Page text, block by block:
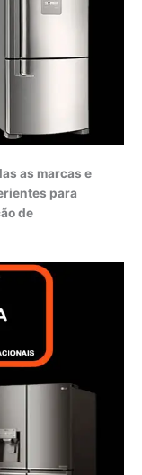
as marcas e
para
de